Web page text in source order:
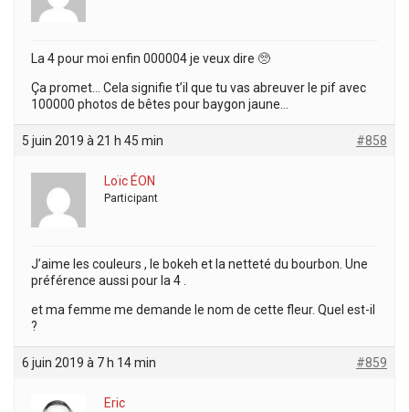
La 4 pour moi enfin 000004 je veux dire 🥺
Ça promet… Cela signifie t’il que tu vas abreuver le pif avec
100000 photos de bêtes pour baygon jaune…
5 juin 2019 à 21 h 45 min #858
Loïc ÉON
Participant
J’aime les couleurs , le bokeh et la netteté du bourbon. Une
préférence aussi pour la 4 .
et ma femme me demande le nom de cette fleur. Quel est-il
?
6 juin 2019 à 7 h 14 min #859
Eric